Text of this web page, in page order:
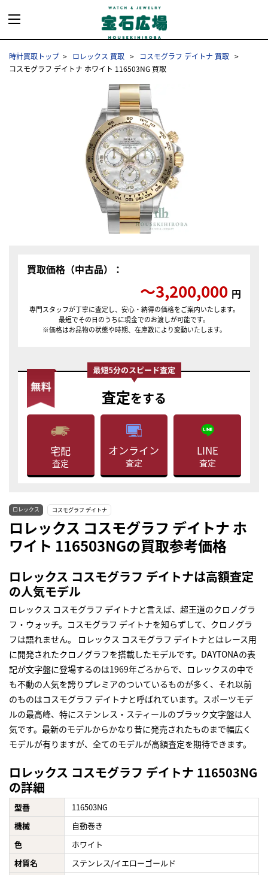
時計買取トップ ロレックス 買取
コスモグラフ デイトナ 買取
コスモグラフ デイトナ ホワイト 116503NG 買取
買取価格（中古品）：
〜3,200,000 円
専門スタッフが丁寧に査定し、安心・納得の価格をご案内いたします。
最短でその日のうちに現金でのお渡しが可能です。
※価格はお品物の状態や時期、在庫数により変動いたします。
査定をする
宅配
査定
オンライン
査定
LINE
査定
ロレックス コスモグラフ デイトナ
ロレックス コスモグラフ デイトナ ホ
ワイト 116503NGの買取参考価格
ロレックス コスモグラフ デイトナは高額査定
の人気モデル
ロレックス コスモグラフ デイトナと言えば、超王道のクロノグラ
フ・ウォッチ。コスモグラフ デイトナを知らずして、クロノグラ
フは語れません。 ロレックス コスモグラフ デイトナとはレース用
に開発されたクロノグラフを搭載したモデルです。DAYTONAの表
記が文字盤に登場するのは1969年ごろからで、ロレックスの中で
も不動の人気を誇りプレミアのついているものが多く、それ以前
のものはコスモグラフ デイトナと呼ばれています。スポーツモデ
ルの最高峰、特にステンレス・スティールのブラック文字盤は人
気です。最新のモデルからかなり昔に発売されたものまで幅広く
モデルが有りますが、全てのモデルが高額査定を期待できます。
ロレックス コスモグラフ デイトナ 116503NG
の詳細
型番
116503NG
機械
自動巻き
色
ホワイト
材質名
ステンレス/イエローゴールド